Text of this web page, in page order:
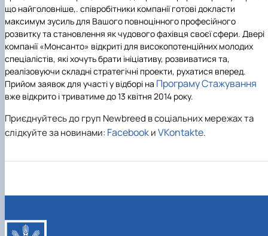
що найголовніше,. співробітники компанії готові докласти
максимум зусиль для Вашого повноцінного професійного
розвитку та становлення як чудового фахівця своєї сфери. Двері
компанії «Монсанто» відкриті для високопотенційних молодих
спеціалістів, які хочуть брати ініціативу, розвиватися та,
реалізовуючи складні стратегічні проекти, рухатися вперед.
Прийом заявок для участі у відборі на Програму Стажування
вже відкрито і триватиме до 13 квітня 2014 року.
Приєднуйтесь до груп Newbreed в соціальних мережах та
слідкуйте за новинами: FacebookиVKontakte.